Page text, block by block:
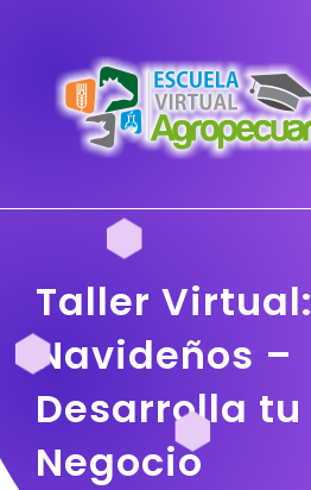
Taller
Navideños –
Desarrolla tu
Negocio